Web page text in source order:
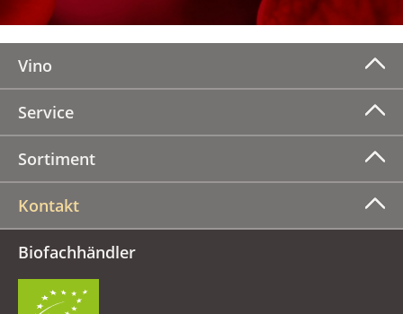
Vino
Service
Sortiment
Kontakt
Biofachhändler